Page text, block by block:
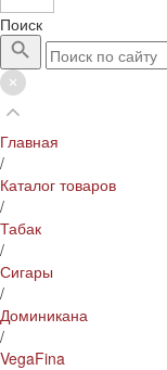
Поиск
Главная
/
Каталог товаров
/
Табак
/
Сигары
/
Доминикана
/
VegaFina